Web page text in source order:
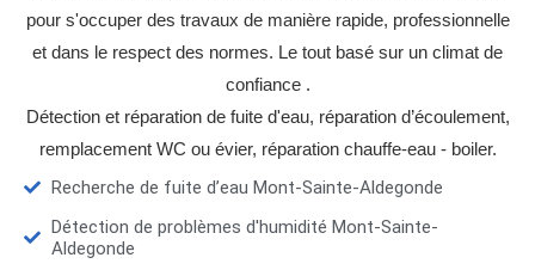
pour s'occuper des travaux de manière rapide, professionnelle
et dans le respect des normes. Le tout basé sur un climat de
confiance .
Détection et réparation de fuite d'eau, réparation d’écoulement,
remplacement WC ou évier, réparation chauffe-eau - boiler.
Recherche de fuite d’eau Mont-Sainte-Aldegonde
Détection de problèmes d'humidité Mont-Sainte-
Aldegonde